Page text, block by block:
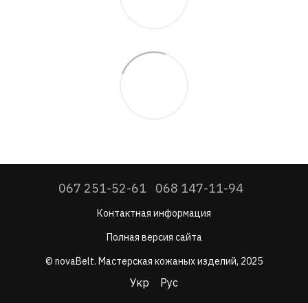
067 251-52-61 068 147-11-94
Контактная информация
Полная версия сайта
© novaBelt. Мастерская кожаных изделий, 2025
Укр Рус